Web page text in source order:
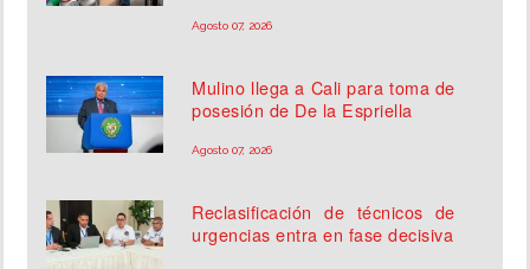
Agosto 07, 2026
Mulino llega a Cali para toma de
posesión de De la Espriella
Agosto 07, 2026
Reclasificación de técnicos de
urgencias entra en fase decisiva